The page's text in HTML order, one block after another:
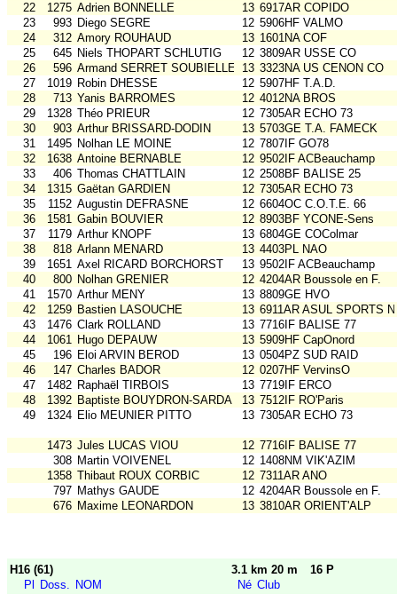
22
1275 Adrien BONNELLE 13 6917AR COPIDO
23
993 Diego SEGRE 12 5906HF VALMO
24
312 Amory ROUHAUD 13 1601NA COF
25
645 Niels THOPART SCHLUTIG 12 3809AR USSE CO
26
596 Armand SERRET SOUBIELLE 13 3323NA US CENON CO
27
1019 Robin DHESSE 12 5907HF T.A.D.
28
713 Yanis BARROMES 12 4012NA BROS
29
1328 Théo PRIEUR 12 7305AR ECHO 73
30
903 Arthur BRISSARD-DODIN 13 5703GE T.A. FAMECK
31
1495 Nolhan LE MOINE 12 7807IF GO78
32
1638 Antoine BERNABLE 12 9502IF ACBeauchamp
33
406 Thomas CHATTLAIN 12 2508BF BALISE 25
34
1315 Gaëtan GARDIEN 12 7305AR ECHO 73
35
1152 Augustin DEFRASNE 12 6604OC C.O.T.E. 66
36
1581 Gabin BOUVIER 12 8903BF YCONE-Sens
37
1179 Arthur KNOPF 13 6804GE COColmar
38
818 Arlann MENARD 13 4403PL NAO
39
1651 Axel RICARD BORCHORST 13 9502IF ACBeauchamp
40
800 Nolhan GRENIER 12 4204AR Boussole en F.
41
1570 Arthur MENY 13 8809GE HVO
42
1259 Bastien LASOUCHE 13 6911AR ASUL SPORTS
43
1476 Clark ROLLAND 13 7716IF BALISE 77
44
1061 Hugo DEPAUW 13 5909HF CapOnord
45
196 Eloi ARVIN BEROD 13 0504PZ SUD RAID
46
147 Charles BADOR 12 0207HF VervinsO
47
1482 Raphaël TIRBOIS 13 7719IF ERCO
48
1392 Baptiste BOUYDRON-SARDA 13 7512IF RO'Paris
49
1324 Elio MEUNIER PITTO 13 7305AR ECHO 73
1473 Jules LUCAS VIOU 12 7716IF BALISE 77
308 Martin VOIVENEL 12 1408NM VIK'AZIM
1358 Thibaut ROUX CORBIC 12 7311AR ANO
797 Mathys GAUDE 12 4204AR Boussole en F.
676 Maxime LEONARDON 13 3810AR ORIENT'ALP
H16 (61) 3.1 km 20 m
16 P
Pl
Doss. NOM Né Club